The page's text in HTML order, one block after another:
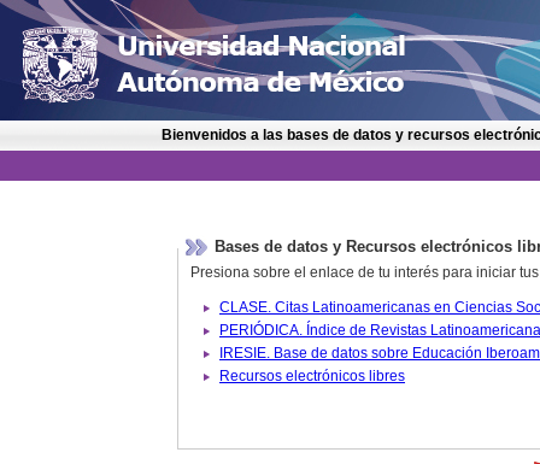
Bienvenidos a las bases de datos y recursos
Bases de datos y Recursos electrónicos
Presiona sobre el enlace de tu interés para iniciar
IRESIE. Base de datos
Recursos electrónicos libres